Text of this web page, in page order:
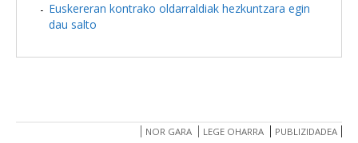
Euskereran kontrako oldarraldiak hezkuntzara egin
dau salto
NOR GARA LEGE OHARRA PUBLIZIDADEA